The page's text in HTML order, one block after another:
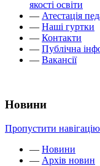
якості освіти
— Атестація
— Наші гуртки
— Контакти
— Публічна
— Вакансії
Новини
Пропустити навігацію
— Новини
— Архів новин